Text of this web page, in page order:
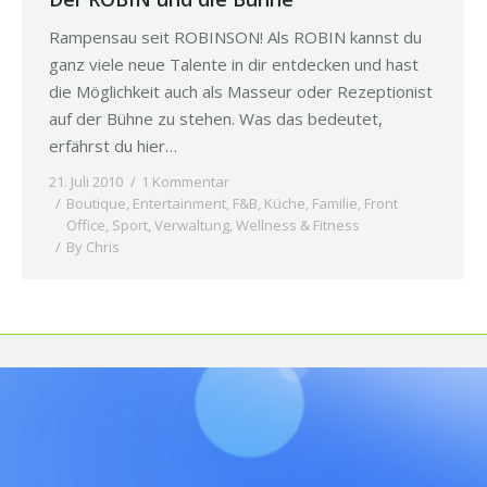
Rampensau seit ROBINSON! Als ROBIN kannst du
ganz viele neue Talente in dir entdecken und hast
die Möglichkeit auch als Masseur oder Rezeptionist
auf der Bühne zu stehen. Was das bedeutet,
erfährst du hier…
21. Juli 2010
1 Kommentar
Boutique, Entertainment, F&B, Küche, Familie, Front
Office, Sport, Verwaltung, Wellness & Fitness
By Chris